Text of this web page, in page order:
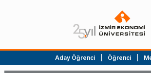
Aday Öğrenci Öğrenci